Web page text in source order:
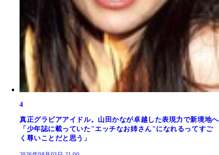
4
真正グラビアアイドル。山田かなが卓越した表現力で新境地へ
「少年誌に載っていた"エッチなお姉さん"になれるってすご
く尊いことだと思う」